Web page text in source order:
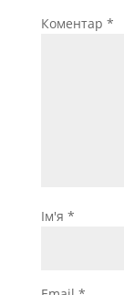
Коментар *
Ім'я *